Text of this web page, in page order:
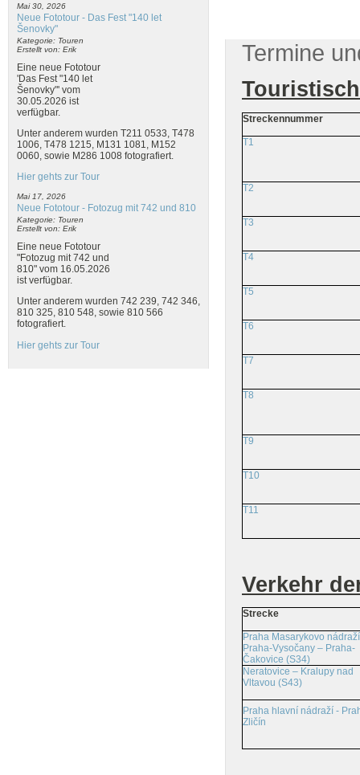
Mai 30, 2026
Neue Fototour - Das Fest "140 let
Šenovky"
Kategorie: Touren
Erstellt von: Erik
Eine neue Fototour
'Das Fest "140 let
Šenovky"' vom
30.05.2026 ist
verfügbar.
Unter anderem wurden T211 0533, T478
1006, T478 1215, M131 1081, M152
0060, sowie M286 1008 fotografiert.
Hier gehts zur Tour
Mai 17, 2026
Neue Fototour - Fotozug mit 742 und 810
Kategorie: Touren
Erstellt von: Erik
Eine neue Fototour
"Fotozug mit 742 und
810" vom 16.05.2026
ist verfügbar.
Unter anderem wurden 742 239, 742 346,
810 325, 810 548, sowie 810 566
fotografiert.
Hier gehts zur Tour
Termine
Streckennummer
T1
T2
T3
T4
T5
T6
T7
T8
T9
T10
T11
Verkehr
Strecke
Praha Masarykovo
Praha-Vysočany – Praha-
Čakovice (S34)
Neratovice – Kralupy nad
Vltavou (S43)
Praha hlavní nádraží -
Zličín